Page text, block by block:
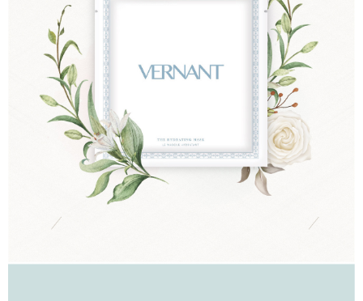
時審查核予不同之上限額度；若仍有額度不足之情形，本公司將視審查結果
請求用戶進行身份認證。
５．嚴禁一人註冊多個帳號或使用他人資訊註冊。若發現惡意使用之情形，
恩沛科技股份有限公司將有權停止該用戶之使用額度並採取法律行動。